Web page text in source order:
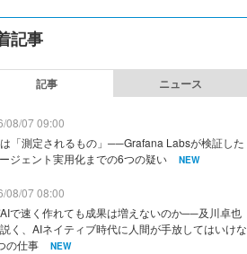
記事
記事 ニュース
08/07 09:00
「測定されるもの」──Grafana Labsが検証した
ジェント実用化までの6つの疑い
NEW
08/07 08:00
で速く作れても成果は増えないのか──及川卓也
く、AIネイティブ時代に人間が手放してはいけな
の仕事
NEW